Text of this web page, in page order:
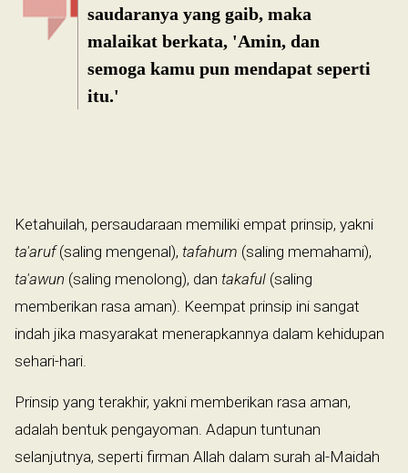
saudaranya yang gaib, maka
malaikat berkata, 'Amin, dan
semoga kamu pun mendapat seperti
itu.'
Ketahuilah, persaudaraan memiliki empat prinsip, yakni
ta'aruf(saling mengenal), tafahum (saling memahami),
ta'awun (saling menolong), dan takaful (saling
memberikan rasa aman). Keempat prinsip ini sangat
indah jika masyarakat menerapkannya dalam kehidupan
sehari-hari.
Prinsip yang terakhir, yakni memberikan rasa aman,
adalah bentuk pengayoman. Adapun tuntunan
selanjutnya, seperti firman Allah dalam surah al-Maidah